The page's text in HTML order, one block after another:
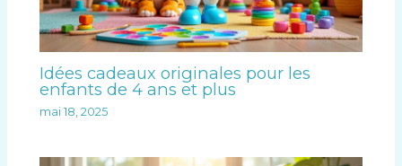
Idées cadeaux originales pour les
enfants de 4 ans et plus
mai 18, 2025